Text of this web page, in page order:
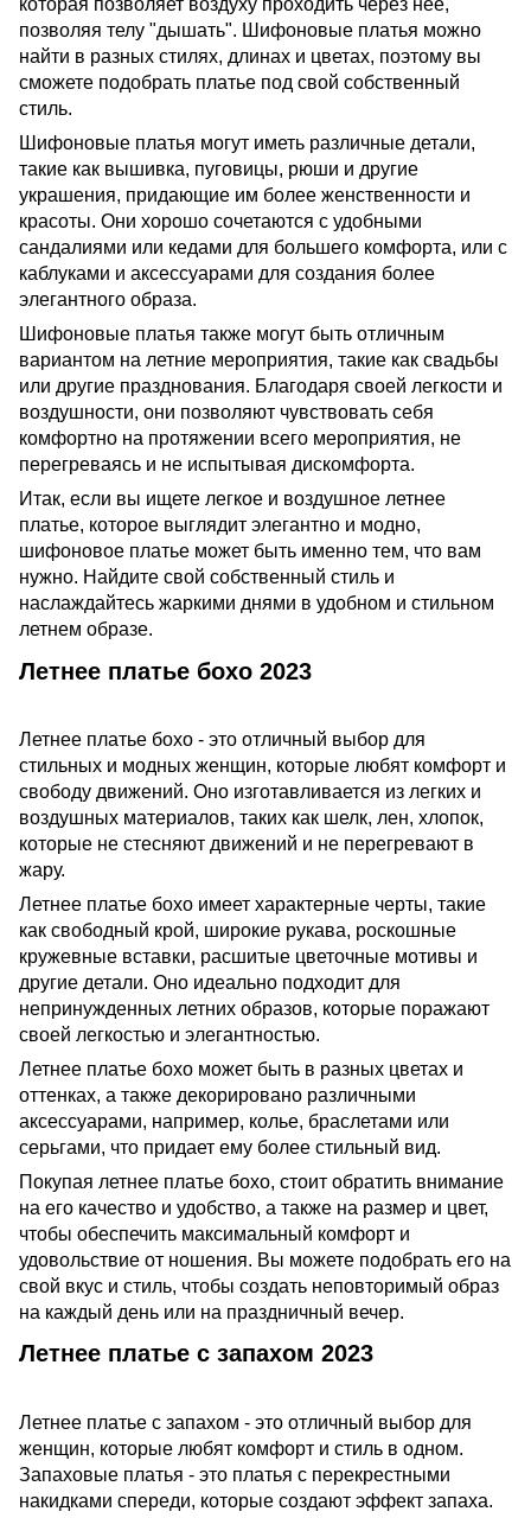
которая позволяет воздуху проходить через нее,
позволяя телу "дышать". Шифоновые платья можно
найти в разных стилях, длинах и цветах, поэтому вы
сможете подобрать платье под свой собственный
стиль.
Шифоновые платья могут иметь различные детали,
такие как вышивка, пуговицы, рюши и другие
украшения, придающие им более женственности и
красоты. Они хорошо сочетаются с удобными
сандалиями или кедами для большего комфорта, или с
каблуками и аксессуарами для создания более
элегантного образа.
Шифоновые платья также могут быть отличным
вариантом на летние мероприятия, такие как свадьбы
или другие празднования. Благодаря своей легкости и
воздушности, они позволяют чувствовать себя
комфортно на протяжении всего мероприятия, не
перегреваясь и не испытывая дискомфорта.
Итак, если вы ищете легкое и воздушное летнее
платье, которое выглядит элегантно и модно,
шифоновое платье может быть именно тем, что вам
нужно. Найдите свой собственный стиль и
наслаждайтесь жаркими днями в удобном и стильном
летнем образе.
Летнее платье бохо 2023
Летнее платье бохо - это отличный выбор для
стильных и модных женщин, которые любят комфорт и
свободу движений. Оно изготавливается из легких и
воздушных материалов, таких как шелк, лен, хлопок,
которые не стесняют движений и не перегревают в
жару.
Летнее платье бохо имеет характерные черты, такие
как свободный крой, широкие рукава, роскошные
кружевные вставки, расшитые цветочные мотивы и
другие детали. Оно идеально подходит для
непринужденных летних образов, которые поражают
своей легкостью и элегантностью.
Летнее платье бохо может быть в разных цветах и
оттенках, а также декорировано различными
аксессуарами, например, колье, браслетами или
серьгами, что придает ему более стильный вид.
Покупая летнее платье бохо, стоит обратить внимание
на его качество и удобство, а также на размер и цвет,
чтобы обеспечить максимальный комфорт и
удовольствие от ношения. Вы можете подобрать его на
свой вкус и стиль, чтобы создать неповторимый образ
на каждый день или на праздничный вечер.
Летнее платье с запахом 2023
Летнее платье с запахом - это отличный выбор для
женщин, которые любят комфорт и стиль в одном.
Запаховые платья - это платья с перекрестными
накидками спереди, которые создают эффект запаха.